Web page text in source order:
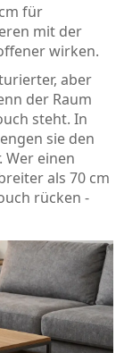
für
mit der
wirken.
aber
der Raum
steht. In
sie den
Wer einen
als 70 cm
rücken -